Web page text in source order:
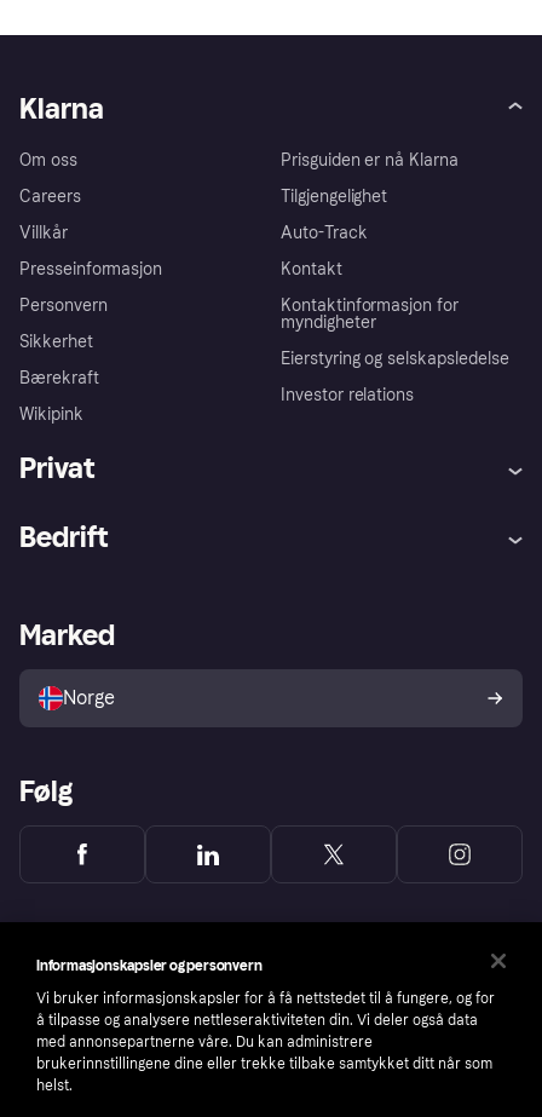
Klarna
Om oss
Careers
Villkår
Presseinformasjon
Personvern
Sikkerhet
Bærekraft
Wikipink
Prisguiden er nå Klarna
Tilgjengelighet
Auto-Track
Kontakt
Kontaktinformasjon for
myndigheter
Eierstyring og selskapsledelse
Investor relations
Privat
Utforsk butikker
Bedrift
Merchant portal
Marked
Norge
Følg
Informasjonskapsler og personvern
Vi bruker informasjonskapsler for å få nettstedet til å fungere, og for
å tilpasse og analysere nettleseraktiviteten din. Vi deler også data
med annonsepartnerne våre. Du kan administrere
brukerinnstillingene dine eller trekke tilbake samtykket ditt når som
helst.